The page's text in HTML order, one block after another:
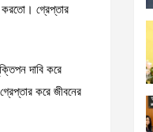
করতো। গ্রেপ্তার
দাবি করে
করে জীবনের